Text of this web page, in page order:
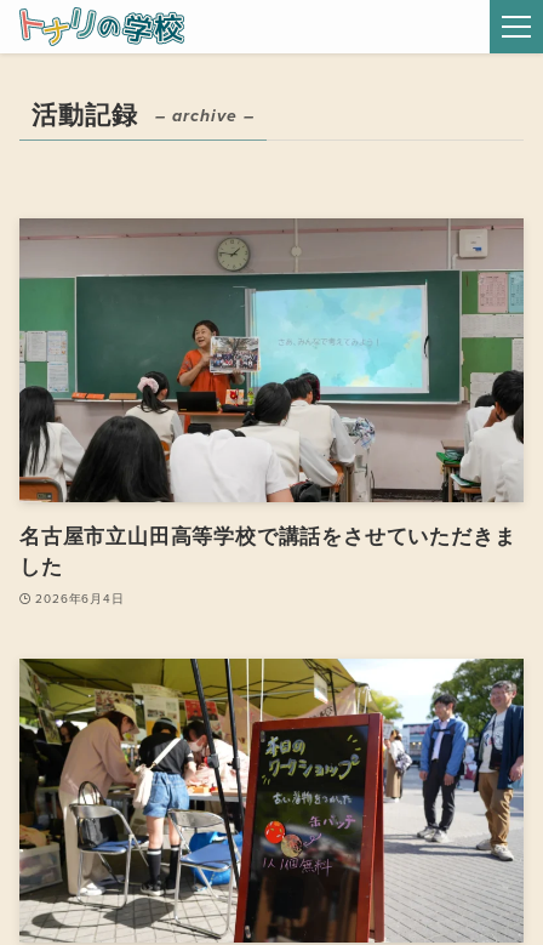
活動記録 – archive –
名古屋市立山田高等学校で講話をさせていただきま
した
2026年6月4日